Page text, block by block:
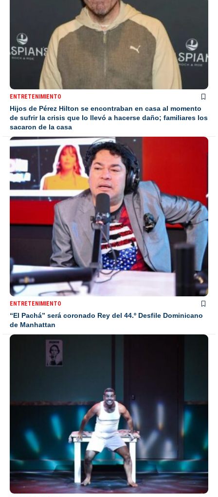
ENTRETENIMIENTO
Hijos de Pérez Hilton se encontraban en casa al momento
de sufrir la crisis que lo llevó a hacerse daño; familiares los
sacaron de la casa
ENTRETENIMIENTO
“El Pachá” será coronado Rey del 44.º Desfile Dominicano
de Manhattan